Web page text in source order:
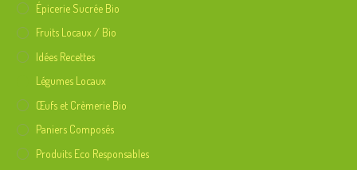
Épicerie Sucrée Bio
Fruits Locaux / Bio
Idées Recettes
Légumes Locaux
Œufs et Crèmerie Bio
Paniers Composés
Produits Eco Responsables